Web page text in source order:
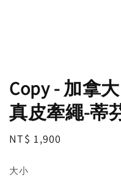
Copy - 加拿
真皮牽繩-蒂
Regular
NT$ 1,900
大小